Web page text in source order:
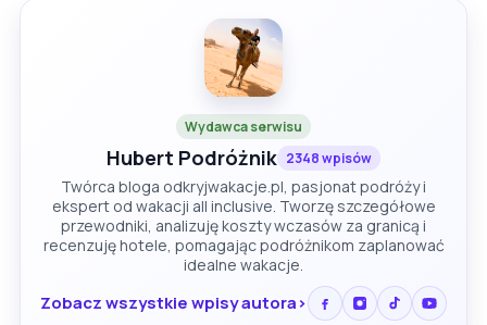
Wydawca serwisu
Hubert Podróżnik 2348 wpisów
Twórca bloga odkryjwakacje.pl, pasjonat podróży i
ekspert od wakacji all inclusive. Tworzę szczegółowe
przewodniki, analizuję koszty wczasów za granicą i
recenzuję hotele, pomagając podróżnikom zaplanować
idealne wakacje.
Zobacz wszystkie wpisy autora